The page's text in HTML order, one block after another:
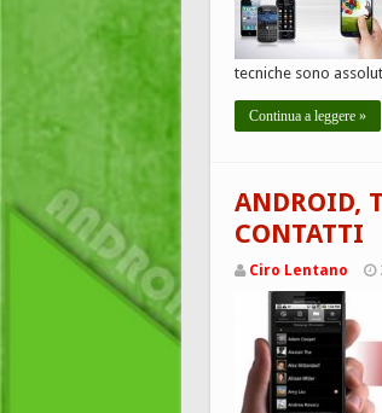
tecniche sono
Continua a leggere »
ANDROID,
CONTATTI
Ciro Lentano